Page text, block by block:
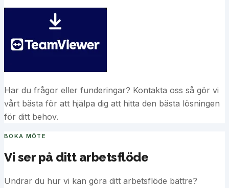
Har du frågor eller funderingar? Kontakta oss så gör vi
vårt bästa för att hjälpa dig att hitta den bästa lösningen
för ditt behov.
BOKA MÖTE
Vi ser på ditt arbetsflöde
Undrar du hur vi kan göra ditt arbetsflöde bättre?